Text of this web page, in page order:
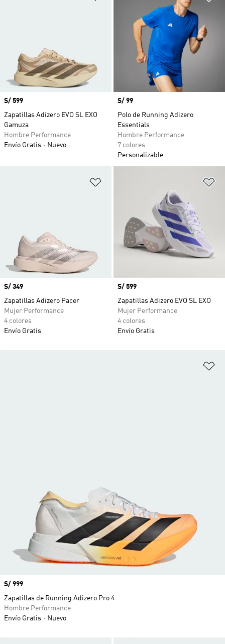
Precio
S/ 599
Zapatillas Adizero EVO SL EXO
Gamuza
Hombre Performance
Envío Gratis
Nuevo
Precio
S/ 99
Polo de Running Adizero
Essentials
Hombre Performance
7 colores
Personalizable
Precio
S/ 349
Zapatillas Adizero Pacer
Mujer Performance
4 colores
Envío Gratis
Precio
S/ 599
Zapatillas Adizero EVO SL EXO
Mujer Performance
4 colores
Envío Gratis
Precio
S/ 999
Zapatillas de Running Adizero Pro 4
Hombre Performance
Envío Gratis
Nuevo